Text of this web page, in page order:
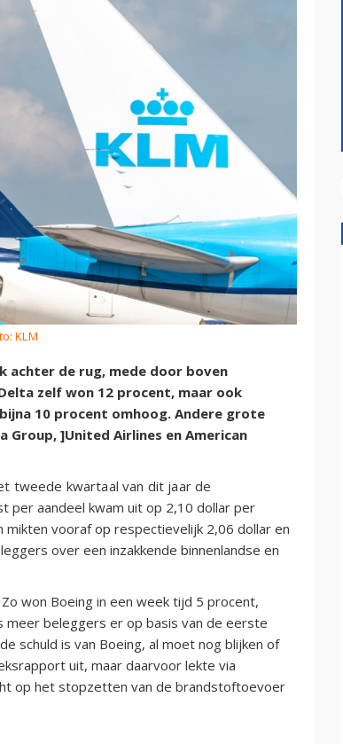
KLM
achter de rug, mede door boven
zelf won 12 procent, maar ook
10 procent omhoog. Andere grote
Group, ]United Airlines en American
tweede kwartaal van dit jaar de
per aandeel kwam uit op 2,10 dollar per
mikten vooraf op respectievelijk 2,06 dollar en
over een inzakkende binnenlandse en
won Boeing in een week tijd 5 procent,
beleggers er op basis van de eerste
schuld is van Boeing, al moet nog blijken of
uit, maar daarvoor lekte via
op het stopzetten van de brandstoftoevoer